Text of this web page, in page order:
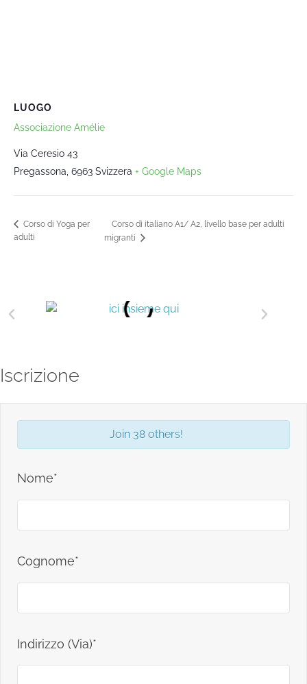
LUOGO
Associazione Amélie
Via Ceresio 43
Pregassona 6963 Svizzera + Google Maps
Corso di Yoga per
adulti
Corso di italiano A1/ A2, livello base per adulti
migranti
Iscrizione
Join 38 others!
Nome*
Cognome*
Indirizzo (Via)*